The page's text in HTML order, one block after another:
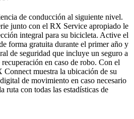
de conducción al siguiente nivel.
junto con el RX Service apropiado le
integral para su bicicleta. Active el
forma gratuita durante el primer año y
de seguridad que incluye un seguro a
en caso de robo. Con el
muestra la ubicación de su
de movimiento en caso necesario
ruta con todas las estadísticas de